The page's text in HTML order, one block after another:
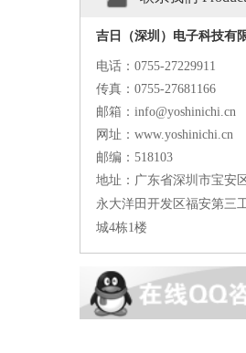
吉日（深圳）电子科技有
电话：0755-27229911
传真：0755-27681166
邮箱：info@yoshinichi.cn
网址：www.yoshinichi.cn
邮编：518103
地址：广东省深圳市宝安
永大洋田开发区福安第三
城4栋1楼